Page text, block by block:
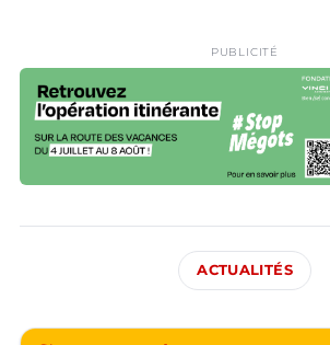
PUBLICITÉ
ACTUALITÉS